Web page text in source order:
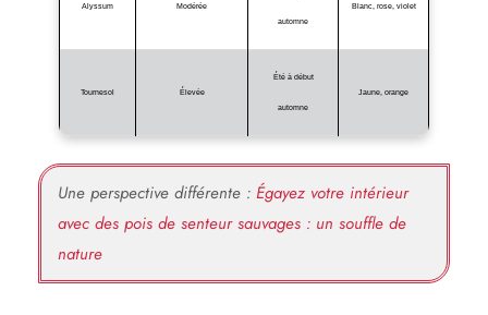
Alyssum Modérée
automne
Blanc, rose, violet
Tournesol Élevée
Été à début
automne
Jaune, orange
Une perspective différente : Égayez votre intérieur
avec des pois de senteur sauvages : un souffle de
nature